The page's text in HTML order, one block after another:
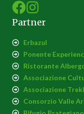
Partner
Erbazul
Ponente
Ristorante
Associazione
Associazione
Consorzio Valle